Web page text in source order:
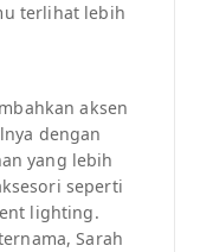
terlihat lebih
aksen
dengan
yang lebih
seperti
lighting.
Sarah